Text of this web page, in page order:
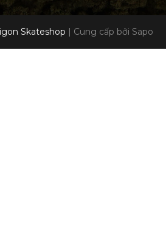
Skateshop | Cung cấp bởi Sapo